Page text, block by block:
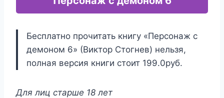
Бесплатно прочитать книгу «Персонаж с
демоном 6» (Виктор Стогнев) нельзя,
полная версия книги стоит 199.0руб.
Для лиц старше 18 лет